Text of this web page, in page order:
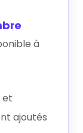
à
et
ajoutés